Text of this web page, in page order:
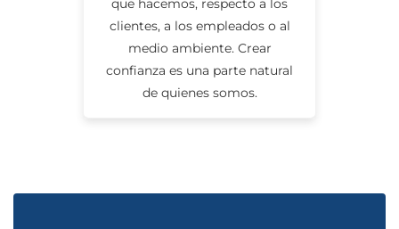
que hacemos, respecto a los
clientes, a los empleados o al
medio ambiente. Crear
confianza es una parte natural
de quienes somos.